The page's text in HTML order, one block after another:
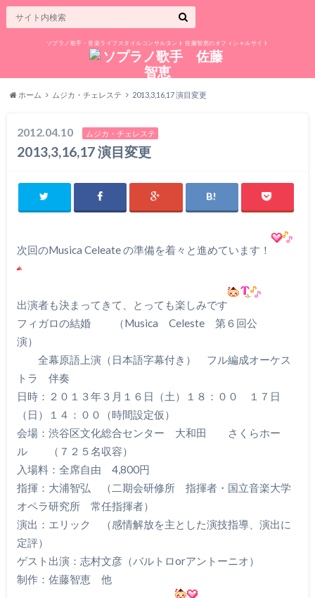
ソプラノ歌手・音楽ライフスタイルコンサルタント 佐藤智恵のオフィシャルサイト
ホーム ムジカ・チェレステ 2013,3,16,17 演目変更
2012.04.10 ムジカ・チェレステ
2013,3,16,17 演目変更
次回のMusica Celeate の準備を着々と進めています！
出演者も決まってきて、とっても楽しみです
フィガロの結婚 （Musica Celeste 第６回公
演）
全幕原語上演（日本語字幕付き） フル編成オーケス
トラ 伴奏
日時：２０１３年３月１６日（土）１８：００ １７日
（日）１４：００（時間設定仮）
会場：渋谷区文化総合センター 大和田 さくらホー
ル （７２５名収容）
入場料：全席自由 4,800円
指揮：大浦智弘 （二期会研修所 指揮者・国立音楽大学
オペラ研究所 常任指揮者）
演出：エリック （感情解放を主とした演技指導、演出に
定評）
ゲスト出演：志村文彦（バルトロorアントーニオ）
制作：佐藤智恵 他